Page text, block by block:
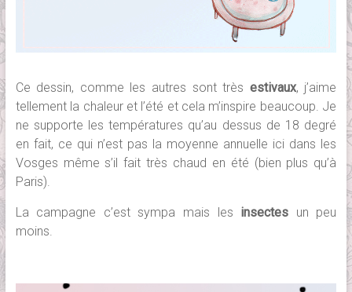
Ce dessin, comme les autres sont très estivaux, j’aime
tellement la chaleur et l’été et cela m’inspire beaucoup. Je
ne supporte les températures qu’au dessus de 18 degré
en fait, ce qui n’est pas la moyenne annuelle ici dans les
Vosges même s’il fait très chaud en été (bien plus qu’à
Paris).
La campagne c’est sympa mais les insectes un peu
moins.